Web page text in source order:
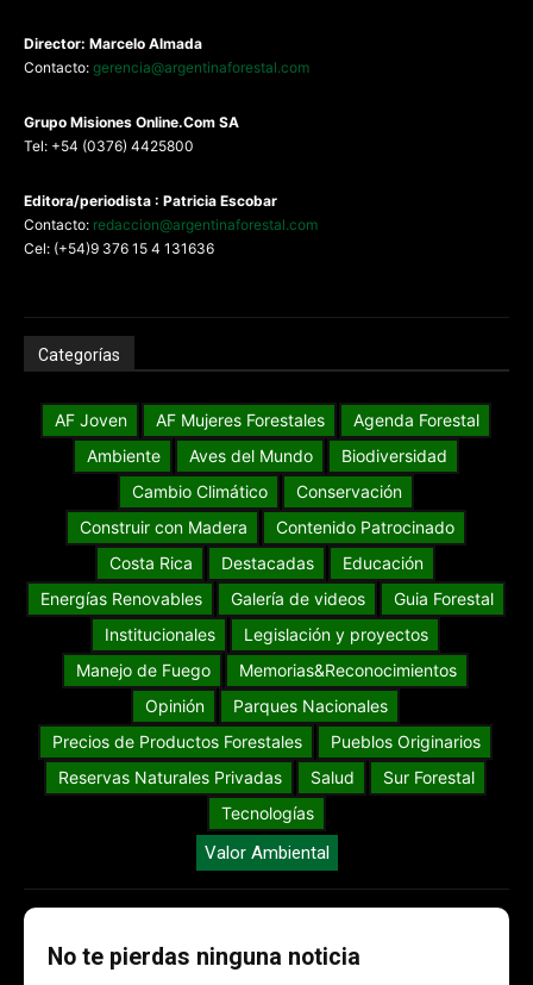
Director: Marcelo Almada
Contacto: gerencia@argentinaforestal.com
Grupo Misiones Online.Com SA
Tel: +54 (0376) 4425800
Editora/periodista : Patricia Escobar
Contacto: redaccion@argentinaforestal.com
Cel: (+54)9 376 15 4 131636
Categorías
AF Joven AF Mujeres Forestales
Agenda Forestal
Ambiente
Aves del Mundo
Biodiversidad
Cambio Climático
Conservación
Construir con Madera
Contenido Patrocinado
Costa Rica
Destacadas
Educación
Energías Renovables
Galería de videos
Guia Forestal
Institucionales
Legislación y proyectos
Manejo de Fuego
Memorias&Reconocimientos
Opinión
Parques Nacionales
Precios de Productos Forestales
Pueblos Originarios
Reservas Naturales Privadas
Salud
Sur Forestal
Tecnologías
Valor Ambiental
No te pierdas ninguna noticia